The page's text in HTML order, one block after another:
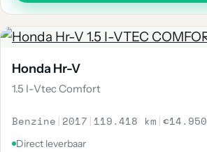
Honda Hr-V
1.5 I-Vtec Comfort
Benzine | 2017 | 119.418 km |€14.950
Direct leverbaar